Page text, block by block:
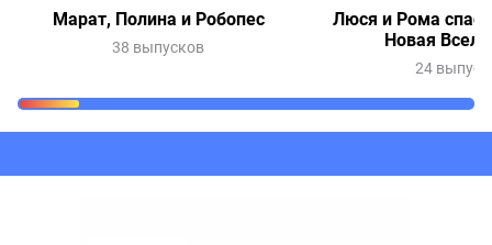
Марат, Полина и Робопес
38 выпусков
Люся и Рома
Новая
24